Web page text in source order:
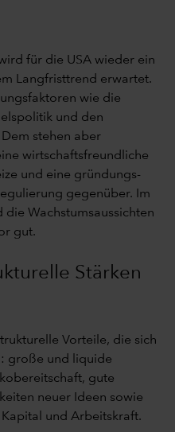
für die USA wieder ein
Langfristtrend erwartet.
wie die
und den
stehen aber
wirtschaftsfreundliche
und eine gründungs-
gegenüber. Im
Wachstumsaussichten
gut.
Stärken
Vorteile, die sich
große und liquide
gute
neuer Ideen sowie
und Arbeitskraft.